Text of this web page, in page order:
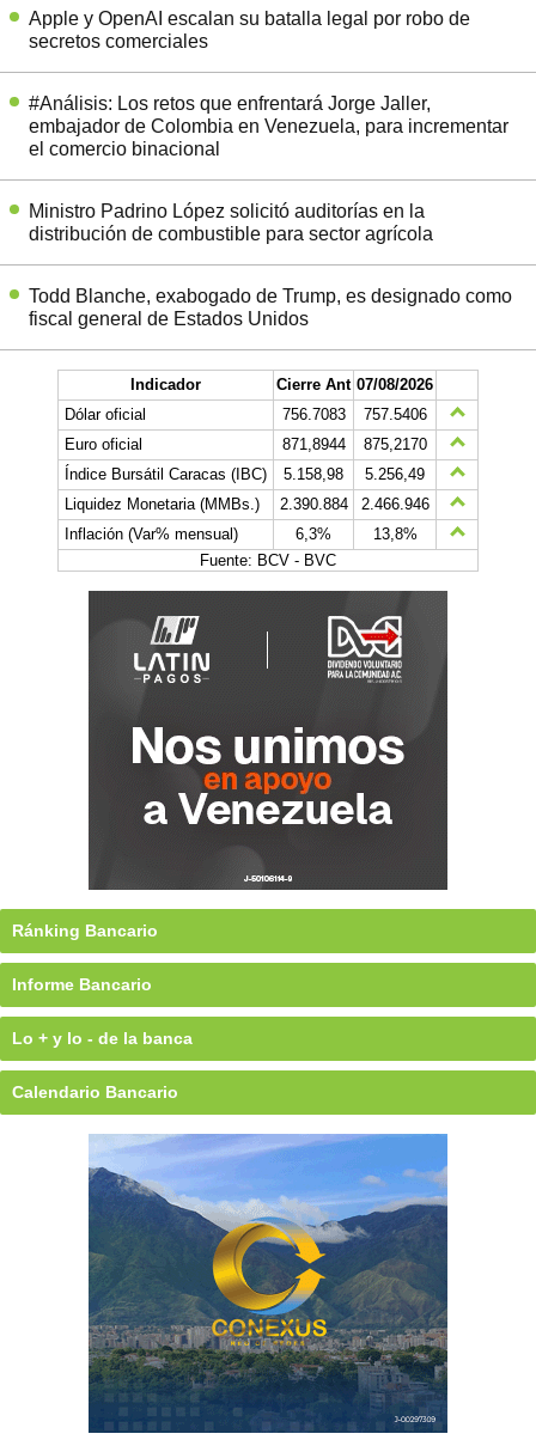
Apple y OpenAI escalan su batalla legal por robo de
secretos comerciales
#Análisis: Los retos que enfrentará Jorge Jaller,
embajador de Colombia en Venezuela, para incrementar
el comercio binacional
Ministro Padrino López solicitó auditorías en la
distribución de combustible para sector agrícola
Todd Blanche, exabogado de Trump, es designado como
fiscal general de Estados Unidos
Indicador Cierre Ant 07/08/2026
Dólar oficial
756.7083
757.5406
Euro oficial
871,8944
875,2170
Índice Bursátil Caracas (IBC)
5.158,98
5.256,49
Liquidez Monetaria (MMBs.)
2.390.884
2.466.946
Inflación (Var% mensual)
6,3%
13,8%
Fuente: BCV - BVC
Ránking Bancario
Informe Bancario
Lo + y lo - de la banca
Calendario Bancario